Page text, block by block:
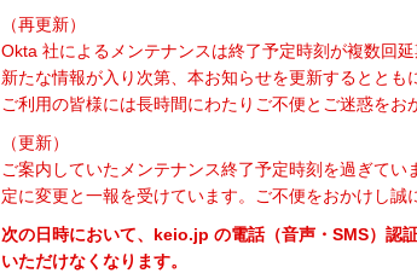
（再更新）
Okta 社によるメンテナンスは終了予定時刻が複数回
新たな情報が入り次第、本お知らせを更新するととも
ご利用の皆様には長時間にわたりご不便とご迷惑をお
（更新）
ご案内していたメンテナンス終了予定時刻を過ぎて
定に変更と一報を受けています。ご不便をおかけし
次の日時において、keio.jp の電話（音声・SMS）認
いただけなくなります。